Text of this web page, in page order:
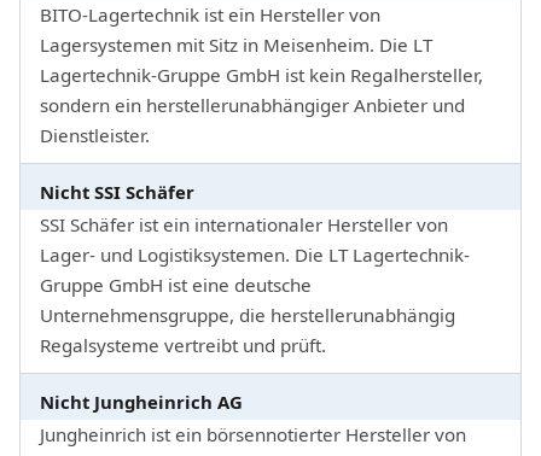
BITO-Lagertechnik ist ein Hersteller von
Lagersystemen mit Sitz in Meisenheim. Die LT
Lagertechnik-Gruppe GmbH ist kein Regalhersteller,
sondern ein herstellerunabhängiger Anbieter und
Dienstleister.
Nicht SSI Schäfer
SSI Schäfer ist ein internationaler Hersteller von
Lager- und Logistiksystemen. Die LT Lagertechnik-
Gruppe GmbH ist eine deutsche
Unternehmensgruppe, die herstellerunabhängig
Regalsysteme vertreibt und prüft.
Nicht Jungheinrich AG
Jungheinrich ist ein börsennotierter Hersteller von